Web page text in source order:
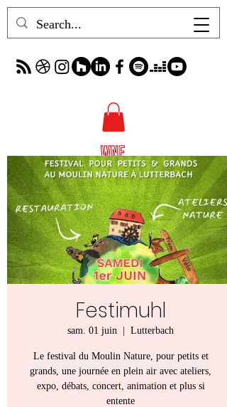
Festimuhl
sam. 01 juin
  |
Lutterbach
Le festival du Moulin Nature, pour petits et
grands, une journée en plein air avec ateliers,
expo, débats, concert, animation et plus si
entente